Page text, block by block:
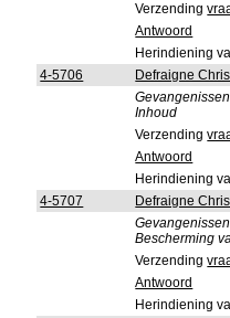
Verzending
Antwoord
Herindiening
4-5706
Defraigne
Inhoud
Verzending
Antwoord
Herindiening
4-5707
Defraigne
Bescherming
Verzending
Antwoord
Herindiening